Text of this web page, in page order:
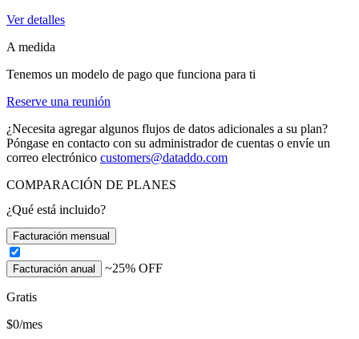
Ver detalles
A medida
Tenemos un modelo de pago que funciona para ti
Reserve una reunión
¿Necesita agregar algunos flujos de datos adicionales a su plan?
Póngase en contacto con su administrador de cuentas o envíe un
correo electrónico customers@dataddo.com
COMPARACIÓN DE PLANES
¿Qué está incluido?
Facturación mensual
Facturación anual ~25% OFF
Gratis
$0/mes